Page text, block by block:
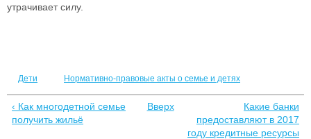
утрачивает силу.
Дети Нормативно-правовые акты о семье и детях
‹ Как многодетной семье
получить жильё
Вверх
Какие банки
предоставляют в 2017
году кредитные ресурсы